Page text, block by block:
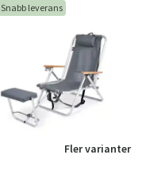
Snabb leverans
Fler varianter